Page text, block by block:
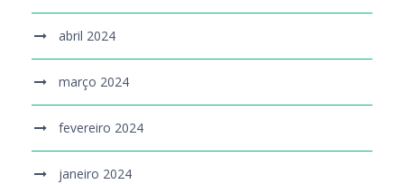
abril 2024
março 2024
fevereiro 2024
janeiro 2024